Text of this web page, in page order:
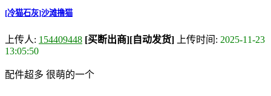
[冷猫石灰]沙滩撸猫
上传人: 154409448 [买断出商][自动发货] 上传时间: 2025-11-23
13:05:50
配件超多 很萌的一个